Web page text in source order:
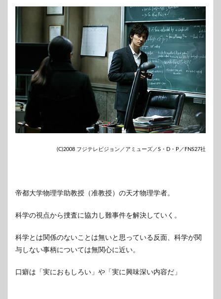
(C)2008 フジテレビジョン／アミューズ／S・D・P／FNS27社
帝都大学物理学助教授（准教授）の天才物理学者。
科学の視点から捜査に協力し難事件を解決していく。
科学とは関係のないことは無いと思っている反面、科学が関
与しない事柄については無関心に近い。
口癖は「実におもしろい」や「実に興味深い内容だ」